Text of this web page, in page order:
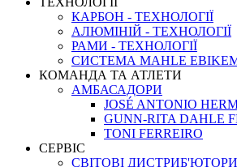
КАРБОН - ТЕХНОЛОГІЇ
АЛЮМІНІЙ - ТЕХНОЛОГІЇ
РАМИ - ТЕХНОЛОГІЇ
СИСТЕМА MAHLE
КОМАНДА ТА АТЛЕТИ
АМБАСАДОРИ
JOSÉ ANTONIO
GUNN-RITA DAHLE
TONI FERREIRO
СЕРВІС
СВІТОВІ ДИСТРИБ'ЮТОРИ